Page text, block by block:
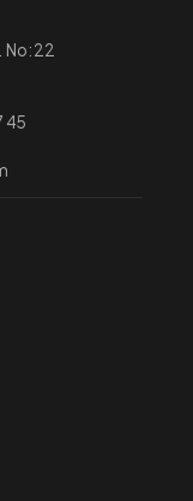
No:22
45